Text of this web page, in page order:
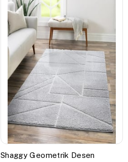
Shaggy Geometrik Desen